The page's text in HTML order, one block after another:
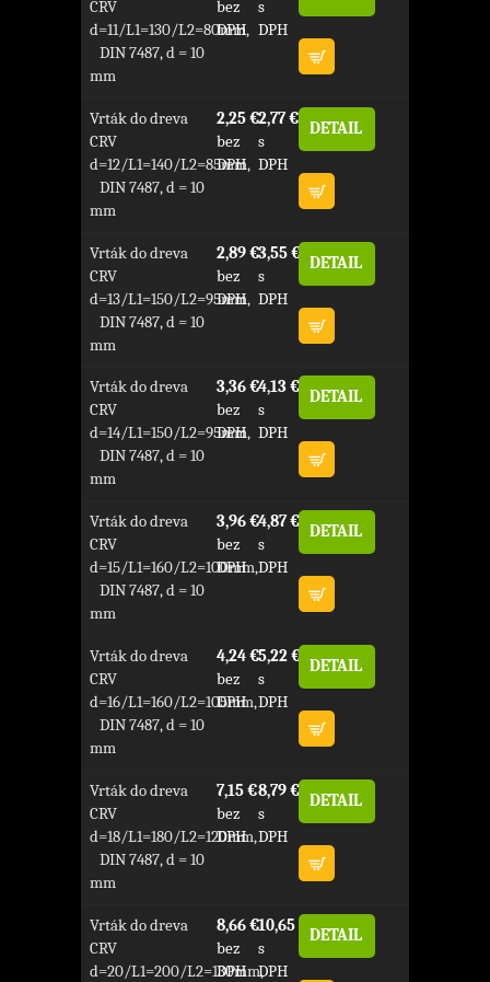
CRV
d=11/L1=130/L2=80mm,
DIN 7487, d = 10
mm
bez
DPH
s
DPH
Vrták do dreva
CRV
d=12/L1=140/L2=85mm,
DIN 7487, d = 10
mm
2,25 €
bez
DPH
2,77 €
s
DPH
DETAIL
Vrták do dreva
CRV
d=13/L1=150/L2=95mm,
DIN 7487, d = 10
mm
2,89 €
bez
DPH
3,55 €
s
DPH
DETAIL
Vrták do dreva
CRV
d=14/L1=150/L2=95mm,
DIN 7487, d = 10
mm
3,36 €
bez
DPH
4,13 €
s
DPH
DETAIL
Vrták do dreva
CRV
d=15/L1=160/L2=100mm,
DIN 7487, d = 10
mm
3,96 €
bez
DPH
4,87 €
s
DPH
DETAIL
Vrták do dreva
CRV
d=16/L1=160/L2=105mm,
DIN 7487, d = 10
mm
4,24 €
bez
DPH
5,22 €
s
DPH
DETAIL
Vrták do dreva
CRV
d=18/L1=180/L2=120mm,
DIN 7487, d = 10
mm
7,15 €
bez
DPH
8,79 €
s
DPH
DETAIL
Vrták do dreva
CRV
d=20/L1=200/L2=130mm,
8,66 €
bez
DPH
10,65 €
s
DPH
DETAIL